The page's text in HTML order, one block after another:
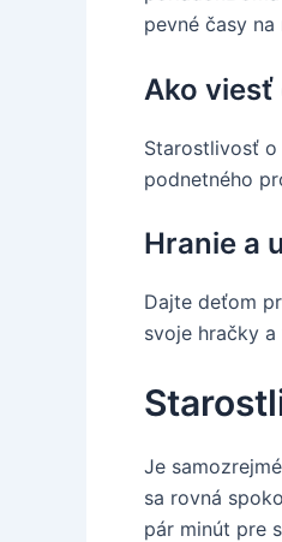
pevné časy
Ako
Starostlivosť
podnetného
Hranie a
Dajte deťom
svoje hračky
Je
sa rovná
pár minút pre